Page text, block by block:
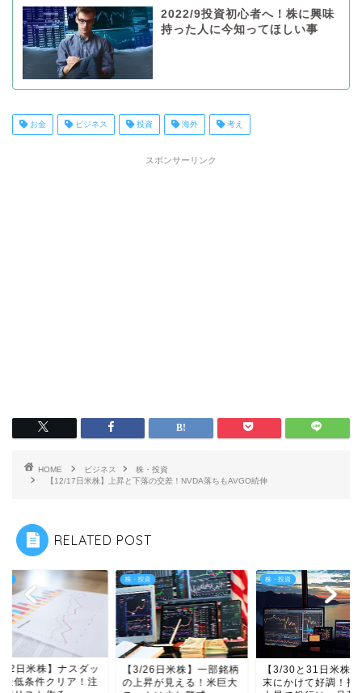
2022/9投資初心者へ！株に興味
持った人に今知ってほしい事
お金 ビジネス 投資 海外 考え
スポンサーリンク
HOME ビジネス
株・投資
【12/17日米株】上昇と下落の交差！NVDA落ちもAVGO続伸
RELATED POST
日米株】ナスダッ
最低条件クリア！注
株・投資
【3/26日米株】一部銘柄
の上昇が見える！米巨大
株・投資
【3/30と31日米株
末にかけて好調！指